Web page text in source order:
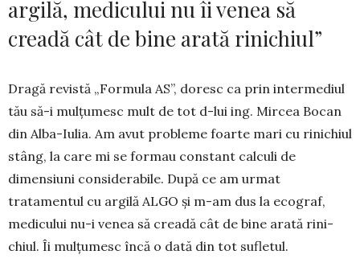
argilă, medicului nu îi venea să
creadă cât de bine arată rinichiul”
Dragă revistă „Formula AS”, doresc ca prin in­ter­mediul
tău să-i mulțumesc mult de tot d-lui ing. Mircea Bocan
din Alba-Iulia. Am avut probleme foarte mari cu rinichiul
stâng, la care mi se formau constant cal­culi de
dimensiuni considerabile. După ce am ur­mat
tratamentul cu argilă ALGO și m-am dus la ecograf,
me­di­­cului nu-i venea să creadă cât de bine arată ri­ni­
chiul. Îi mulțumesc încă o dată din tot sufletul.